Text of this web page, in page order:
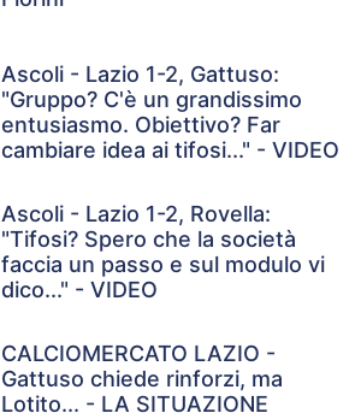
Ascoli - Lazio 1-2, Gattuso:
"Gruppo? C'è un grandissimo
entusiasmo. Obiettivo? Far
cambiare idea ai tifosi..." - VIDEO
Ascoli - Lazio 1-2, Rovella:
"Tifosi? Spero che la società
faccia un passo e sul modulo vi
dico..." - VIDEO
CALCIOMERCATO LAZIO -
Gattuso chiede rinforzi, ma
Lotito... - LA SITUAZIONE